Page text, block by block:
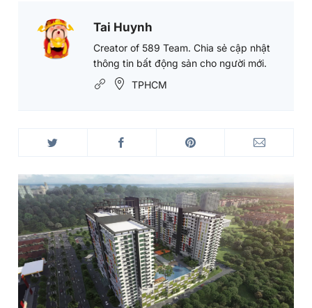
Tai
Huynh's
Tai Huynh
Creator of 589 Team. Chia sẻ cập nhật
thông tin bất động sản cho người mới.
TPHCM